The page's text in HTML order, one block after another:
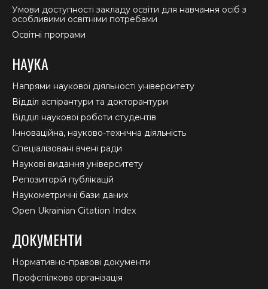
Умови доступності закладу освіти для навчання осіб з
особливими освітніми потребами
Освітні програми
НАУКА
Напрями наукової діяльності університету
Відділ аспірантури та докторантури
Відділ наукової роботи студентів
Інноваційна, науково-технічна діяльність
Спеціалізовані вчені ради
Наукові видання університету
Репозиторій публікацій
Наукометричні бази даних
Open Ukrainian Citation Index
ДОКУМЕНТИ
Нормативно-правові документи
Профспілкова організація